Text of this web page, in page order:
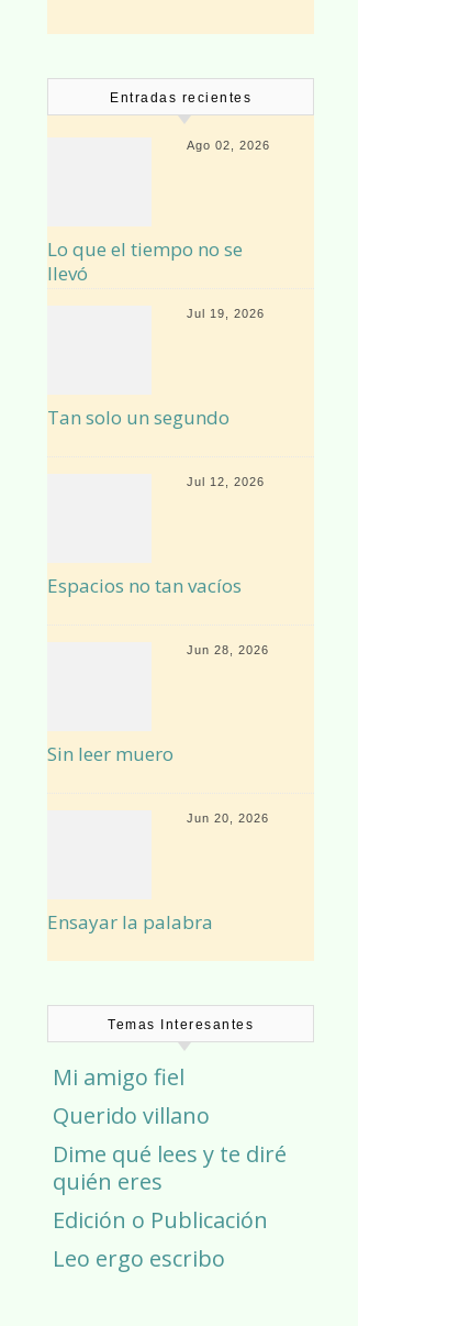
Entradas recientes
Ago 02, 2026
Lo que el tiempo no se
llevó
Jul 19, 2026
Tan solo un segundo
Jul 12, 2026
Espacios no tan vacíos
Jun 28, 2026
Sin leer muero
Jun 20, 2026
Ensayar la palabra
Temas Interesantes
Mi amigo fiel
Querido villano
Dime qué lees y te diré
quién eres
Edición o Publicación
Leo ergo escribo